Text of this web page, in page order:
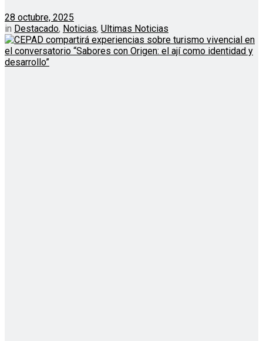
28 octubre, 2025
in Destacado, Noticias, Ultimas Noticias